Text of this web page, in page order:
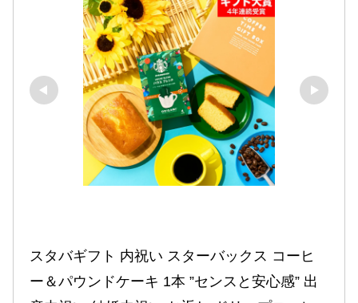
スタバギフト 内祝い スターバックス コーヒ
ー＆パウンドケーキ 1本 ”センスと安心感” 出